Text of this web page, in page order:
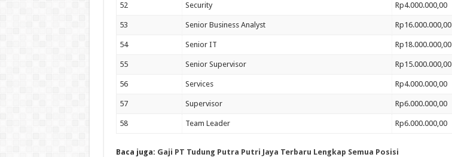
52 Security Rp4.000.000,00
53 Senior Business Analyst Rp16.000.000,00
54 Senior IT Rp18.000.000,00
55 Senior Supervisor Rp15.000.000,00
56 Services Rp4.000.000,00
57 Supervisor Rp6.000.000,00
58 Team Leader Rp6.000.000,00
Baca juga: Gaji PT Tudung Putra Putri Jaya Terbaru Lengkap Semua Posisi